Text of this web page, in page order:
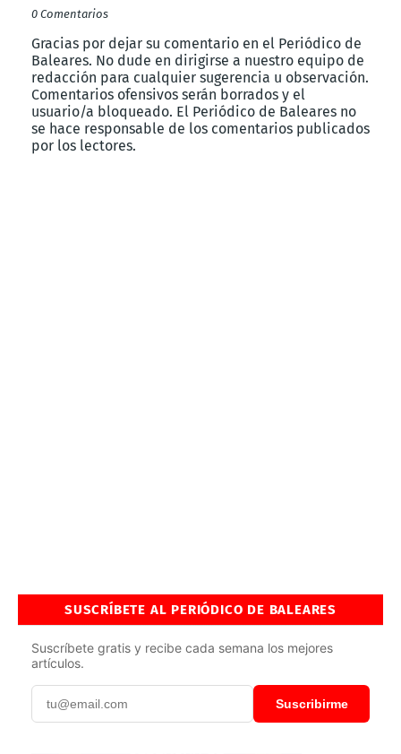
0 Comentarios
Gracias por dejar su comentario en el Periódico de
Baleares. No dude en dirigirse a nuestro equipo de
redacción para cualquier sugerencia u observación.
Comentarios ofensivos serán borrados y el
usuario/a bloqueado. El Periódico de Baleares no
se hace responsable de los comentarios publicados
por los lectores.
SUSCRÍBETE AL PERIÓDICO DE BALEARES
Suscríbete gratis y recibe cada semana los mejores
artículos.
Suscribirme